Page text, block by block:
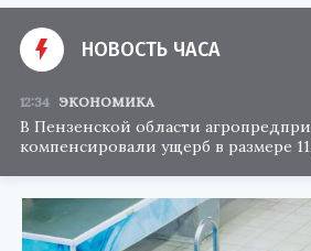
НОВОСТЬ ЧАСА
12:34 ЭКОНОМИКА
В Пензенской области
компенсировали ущерб в размере